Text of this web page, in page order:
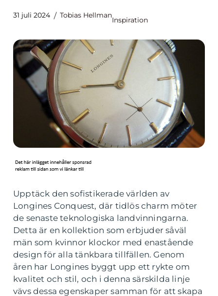
31 juli 2024 Tobias Hellman
Inspiration
Upptäck den sofistikerade världen av
Longines Conquest, där tidlös charm möter
de senaste teknologiska landvinningarna.
Detta är en kollektion som erbjuder såväl
män som kvinnor klockor med enastående
design för alla tänkbara tillfällen. Genom
åren har Longines byggt upp ett rykte om
kvalitet och stil, och i denna särskilda linje
vävs dessa egenskaper samman för att skapa